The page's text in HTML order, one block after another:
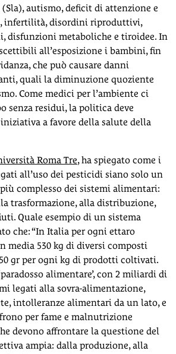
autismo, deficit di attenzione e
infertilità, disordini riproduttivi,
disfunzioni metaboliche e tiroidee. In
all’esposizione i bambini, fin
che può causare danni
quali la diminuzione quoziente
Come medici per l’ambiente ci
senza residui, la politica deve
a favore della salute della
Roma Tre, ha spiegato come i
all’uso dei pesticidi siano solo un
complesso dei sistemi alimentari:
trasformazione, alla distribuzione,
Quale esempio di un sistema
che: “In Italia per ogni ettaro
media 530 kg di diversi composti
gr per ogni kg di prodotti coltivati.
alimentare’, con 2 miliardi di
legati alla sovra-alimentazione,
intolleranze alimentari da un lato, e
per fame e malnutrizione
devono affrontare la questione del
ampia: dalla produzione, alla